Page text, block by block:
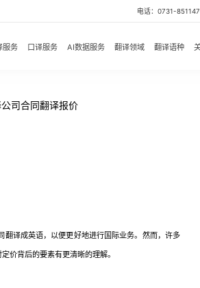
电话：0731-
服务 口译服务 AI数据服务 翻译领域 翻译语种
司合同翻译报价
译成英语，以便更好地进行国际业务。然而，许多
价背后的要素有更清晰的理解。